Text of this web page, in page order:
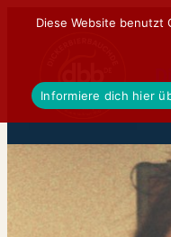
Diese Website benutzt
Informiere dich hier